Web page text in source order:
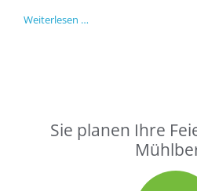
Weiterlesen …Feiern
uns!
Sie planen Ihre